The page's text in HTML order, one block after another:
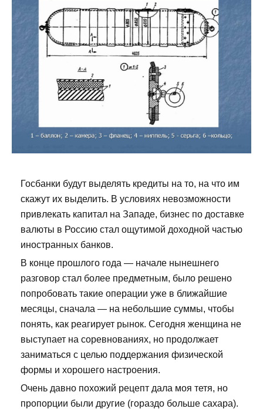
Госбанки будут выделять кредиты на то, на что им
скажут их выделить. В условиях невозможности
привлекать капитал на Западе, бизнес по доставке
валюты в Россию стал ощутимой доходной частью
иностранных банков.
В конце прошлого года — начале нынешнего
разговор стал более предметным, было решено
попробовать такие операции уже в ближайшие
месяцы, сначала — на небольшие суммы, чтобы
понять, как реагирует рынок. Сегодня женщина не
выступает на соревнованиях, но продолжает
заниматься с целью поддержания физической
формы и хорошего настроения.
Очень давно похожий рецепт дала моя тетя, но
пропорции были другие (гораздо больше сахара).